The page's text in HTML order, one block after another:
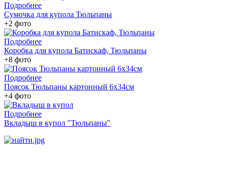
Подробнее
Сумочка для купола Тюльпаны
+2 фото
Подробнее
Коробка для купола Батискаф, Тюльпаны
+8 фото
Подробнее
Поясок Тюльпаны картонный 6х34см
+4 фото
Подробнее
Вкладыш в купол "Тюльпаны"